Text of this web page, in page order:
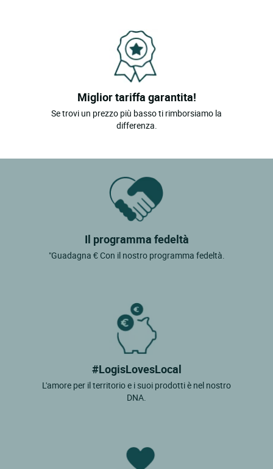
Miglior tariffa garantita!
Se trovi un prezzo più basso ti rimborsiamo la
differenza.
Il programma fedeltà
"Guadagna € Con il nostro programma fedeltà.
#LogisLovesLocal
L'amore per il territorio e i suoi prodotti è nel nostro
DNA.